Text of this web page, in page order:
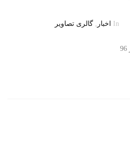
In اخبار , گالری تصاویر